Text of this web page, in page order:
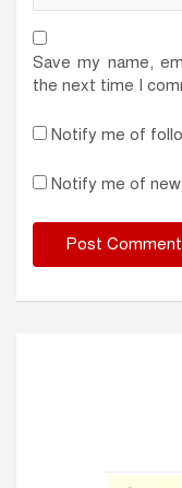
Save my name,
the next time I
Notify me of
Notify me of